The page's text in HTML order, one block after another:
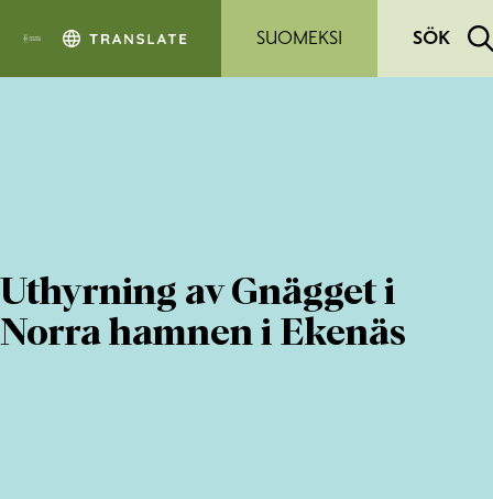
SUOMEKSI
SÖK
Uthyrning av Gnägget i
Norra hamnen i Ekenäs